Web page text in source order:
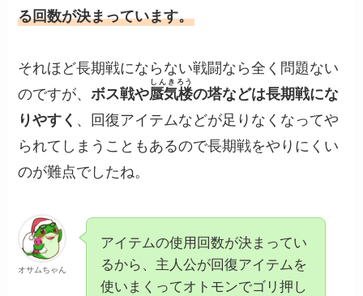
る回数が決まっています。
それほど長期戦にならない戦闘なら全く問題ない
のですが、ボス戦や蜃気楼
しんきろう
の塔などは長期戦にな
りやすく 、回復アイテムなどが足りなくなってや
られてしまうこともあるので長期戦をやりにくい
のが難点でしたね。
オサムちゃん
アイテムの使用回数が決まってい
るから、主人公が回復アイテムを
使いまくってオトモンでゴリ押し